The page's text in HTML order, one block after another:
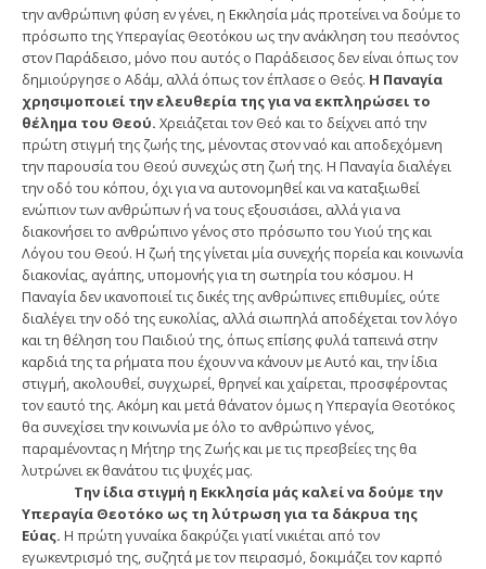
την ανθρώπινη φύση εν γένει, η Εκκλησία μάς προτείνει να δούμε το
πρόσωπο της Υπεραγίας Θεοτόκου ως την ανάκληση του πεσόντος
στον Παράδεισο, μόνο που αυτός ο Παράδεισος δεν είναι όπως τον
δημιούργησε ο Αδάμ, αλλά όπως τον έπλασε ο Θεός. Η Παναγία
χρησιμοποιεί την ελευθερία της για να εκπληρώσει το
θέλημα του Θεού. Χρειάζεται τον Θεό και το δείχνει από την
πρώτη στιγμή της ζωής της, μένοντας στον ναό και αποδεχόμενη
την παρουσία του Θεού συνεχώς στη ζωή της. Η Παναγία διαλέγει
την οδό του κόπου, όχι για να αυτονομηθεί και να καταξιωθεί
ενώπιον των ανθρώπων ή να τους εξουσιάσει, αλλά για να
διακονήσει το ανθρώπινο γένος στο πρόσωπο του Υιού της και
Λόγου του Θεού. Η ζωή της γίνεται μία συνεχής πορεία και κοινωνία
διακονίας, αγάπης, υπομονής για τη σωτηρία του κόσμου. Η
Παναγία δεν ικανοποιεί τις δικές της ανθρώπινες επιθυμίες, ούτε
διαλέγει την οδό της ευκολίας, αλλά σιωπηλά αποδέχεται τον λόγο
και τη θέληση του Παιδιού της, όπως επίσης φυλά ταπεινά στην
καρδιά της τα ρήματα που έχουν να κάνουν με Αυτό και, την ίδια
στιγμή, ακολουθεί, συγχωρεί, θρηνεί και χαίρεται, προσφέροντας
τον εαυτό της. Ακόμη και μετά θάνατον όμως η Υπεραγία Θεοτόκος
θα συνεχίσει την κοινωνία με όλο το ανθρώπινο γένος,
παραμένοντας η Μήτηρ της Ζωής και με τις πρεσβείες της θα
λυτρώνει εκ θανάτου τις ψυχές μας.
Την ίδια στιγμή η Εκκλησία μάς καλεί να δούμε την
Υπεραγία Θεοτόκο ως τη λύτρωση για τα δάκρυα της
Εύας. Η πρώτη γυναίκα δακρύζει γιατί νικιέται από τον
εγωκεντρισμό της, συζητά με τον πειρασμό, δοκιμάζει τον καρπό